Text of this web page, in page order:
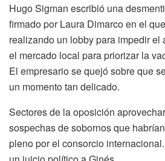
Hugo Sigman escribió una
firmado por Laura Dimarco en el
realizando un lobby para impedir el
el mercado local para priorizar la
El empresario se quejó sobre que
un momento tan delicado.
Sectores de la oposición
sospechas de sobornos que
pleno por el consorcio